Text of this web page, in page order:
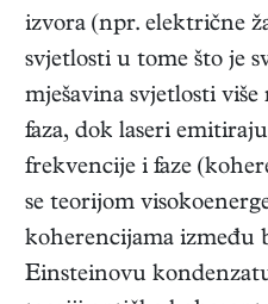
izvora (npr. električne
svjetlosti u tome što je
mješavina svjetlosti
faza, dok laseri
frekvencije i faze
se teorijom
koherencijama između
Einsteinovu